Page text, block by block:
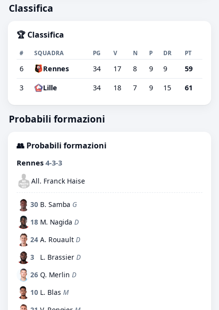
Classifica
🏆 Classifica
# SQUADRA PG V N P DR PT
6 Rennes 34 17 8 9 9 59
3 Lille 34 18 7 9 15 61
Probabili formazioni
👥 Probabili formazioni
Rennes 4-3-3
All. Franck Haise
30 B. Samba G
18 M. Nagida D
24 A. Rouault D
3
L. Brassier D
26 Q. Merlin D
10 L. Blas M